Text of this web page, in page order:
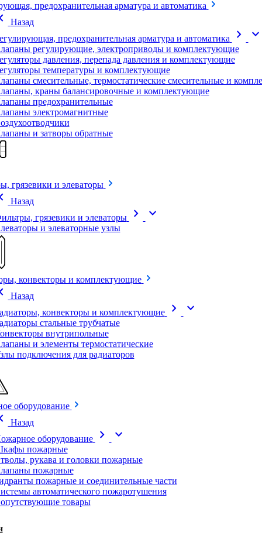
предохранительная арматура и автоматика
Назад
предохранительная арматура и автоматика
chevron_right expand_more
регулирующие, электроприводы и комплектующие
давления, перепада давления и комплектующие
температуры и комплектующие
смесительные, термостатические смесительные и
краны балансировочные и комплектующие
предохранительные
электромагнитные
и затворы обратные
грязевики и элеваторы
Назад
грязевики и элеваторы
chevron_right expand_more
и элеваторные узлы
конвекторы и комплектующие
Назад
конвекторы и комплектующие
chevron_right expand_more
стальные трубчатые
внутрипольные
и элементы термостатические
подключения для радиаторов
оборудование
Назад
оборудование
chevron_right expand_more
пожарные
рукава и головки пожарные
пожарные
пожарные и соединительные части
автоматического пожаротушения
товары